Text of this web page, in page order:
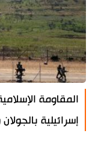
المقاومة
إسرائيلية